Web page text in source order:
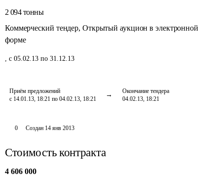
2 094 тонны
Коммерческий тендер, Открытый аукцион в электронной
форме
, с 05.02.13 по 31.12.13
Приём предложений
с 14.01.13, 18:21 по 04.02.13, 18:21
Окончание тендера
04.02.13, 18:21
0 Создан 14 янв 2013
Стоимость контракта
4 606 000